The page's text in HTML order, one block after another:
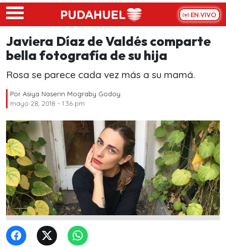
Skip to main content
EN VIVO
Javiera Díaz de Valdés comparte
bella fotografía de su hija
Rosa se parece cada vez más a su mamá.
Por Asiya Naserin Mograby Godoy
mayo 28, 2018 - 1:36 pm